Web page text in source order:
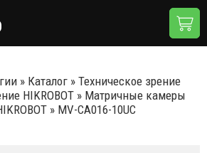
» Каталог » Техническое зрение
HIKROBOT » Матричные камеры
» MV-CA016-10UC